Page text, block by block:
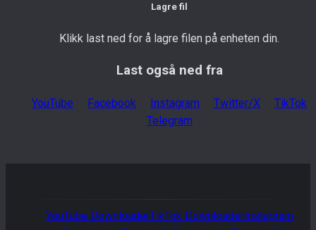
Lagre fil
Klikk last ned for å lagre filen på enheten din.
Last også ned fra
YouTube Facebook Instagram Twitter/X
TikTok
Telegram
YouTube DownloaderTikTok DownloaderInstagram